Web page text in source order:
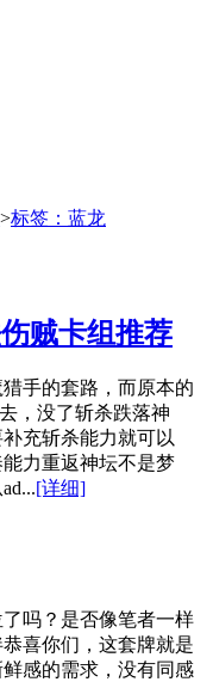
>标签：蓝龙
贼卡组推荐
手的套路，而原本的
，没了斩杀跌落神
充斩杀能力就可以
力重返神坛不是梦
[详细]
吗？是否像笔者一样
喜你们，这套牌就是
感的需求，没有同感